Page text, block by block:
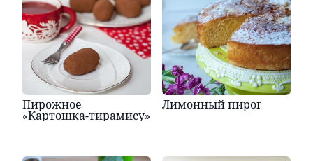
Пирожное
«Картошка-тирамису»
Лимонный пирог